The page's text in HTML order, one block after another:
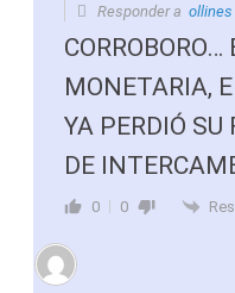
Responder a ollines
MONETARIA,
YA PERDIÓ SU
DE
0 0